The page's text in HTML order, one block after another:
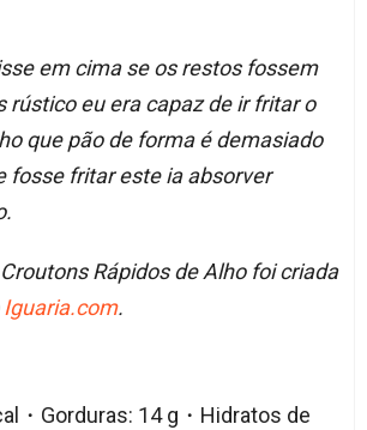
em cima se os restos fossem
rústico eu era capaz de ir fritar o
que pão de forma é demasiado
fosse fritar este ia absorver
Rápidos de Alho foi criada
Iguaria.com.
・Gorduras: 14 g・Hidratos de